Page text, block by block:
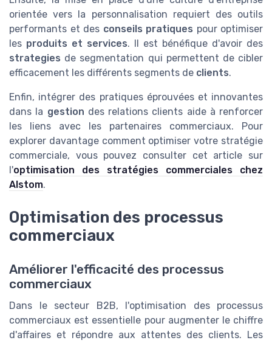
orientée vers la personnalisation requiert des outils
performants et des conseils pratiques pour optimiser
les produits et services. Il est bénéfique d'avoir des
strategies de segmentation qui permettent de cibler
efficacement les différents segments de clients.
Enfin, intégrer des pratiques éprouvées et innovantes
dans la gestion des relations clients aide à renforcer
les liens avec les partenaires commerciaux. Pour
explorer davantage comment optimiser votre stratégie
commerciale, vous pouvez consulter cet article sur
l'optimisation des stratégies commerciales chez
Alstom.
Optimisation des processus
commerciaux
Améliorer l'efficacité des processus
commerciaux
Dans le secteur B2B, l'optimisation des processus
commerciaux est essentielle pour augmenter le chiffre
d'affaires et répondre aux attentes des clients. Les